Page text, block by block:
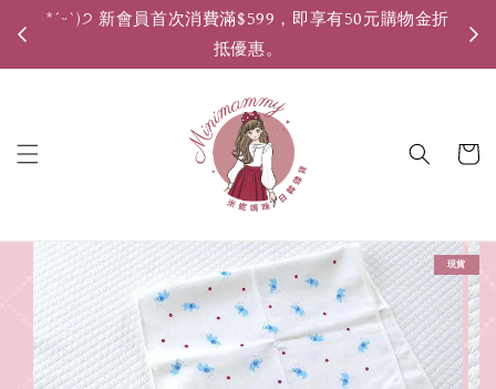
*ˊᵕˋ)੭ 新會員首次消費滿$599，即享有50元購物金折
抵優惠。
現貨